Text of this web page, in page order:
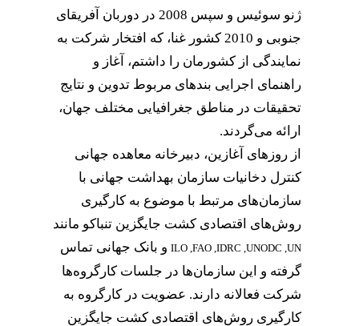
ژنو سوئیس و سپس 2008 در دوربان آفریقای
جنوبی و 2010 کشور غنا، که افتخار شرکت به
نمایندگی از کشورمان را داشتم، آغاز و
راهنمای اجرایی بندهایمربوط تدوین و نتایج
تحقیقات در مناطق جغرافیایی مختلف جهان،
ارائه می‌گردند.
از روزهای آغازین، دبیرخانه معاهده جهانی
کنترل دخانیات سازمان بهداشت جهانی با
سازمان‌های مرتبط با موضوع به کارگیری
روش‌های اقتصادی کشت جایگزین تنباکو مانند
ILO ,FAO ,IDRC ,UNODC ,UNو بانک جهانی تماس
گرفته و این سازمان‌ها در جلسات کارگروه‌ها
شرکت فعالانه دارند. عضویت در کارگروه به
کارگیری روش‌های اقتصادی کشت جایگزین